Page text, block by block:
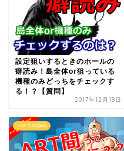
設定狙いするときのホールの
癖読み！島全体or狙っている
機種のみどっちをチェックす
る！？【質問】
2017年12月18日
パチスロQ&A